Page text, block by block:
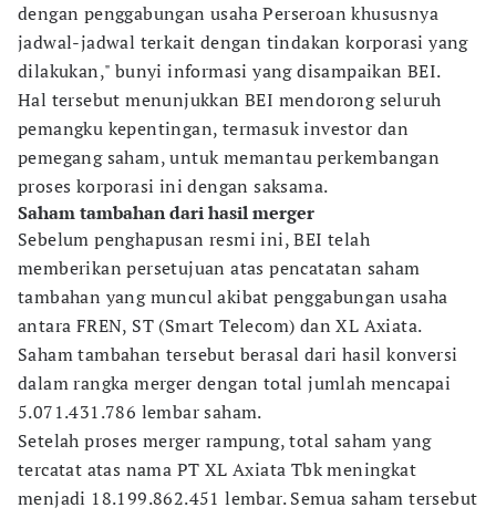
dengan penggabungan usaha Perseroan khususnya
jadwal-jadwal terkait dengan tindakan korporasi yang
dilakukan," bunyi informasi yang disampaikan BEI.
Hal tersebut menunjukkan BEI mendorong seluruh
pemangku kepentingan, termasuk investor dan
pemegang saham, untuk memantau perkembangan
proses korporasi ini dengan saksama.
Saham tambahan dari hasil merger
Sebelum penghapusan resmi ini, BEI telah
memberikan persetujuan atas pencatatan saham
tambahan yang muncul akibat penggabungan usaha
antara FREN, ST (Smart Telecom) dan XL Axiata.
Saham tambahan tersebut berasal dari hasil konversi
dalam rangka merger dengan total jumlah mencapai
5.071.431.786 lembar saham.
Setelah proses merger rampung, total saham yang
tercatat atas nama PT XL Axiata Tbk meningkat
menjadi 18.199.862.451 lembar. Semua saham tersebut